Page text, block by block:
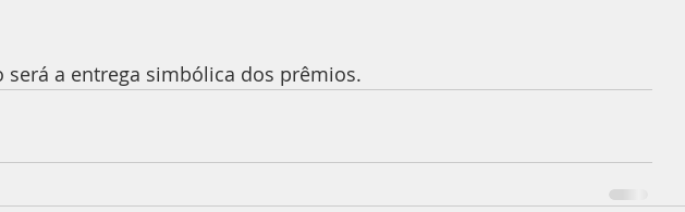
será a entrega simbólica dos prêmios.